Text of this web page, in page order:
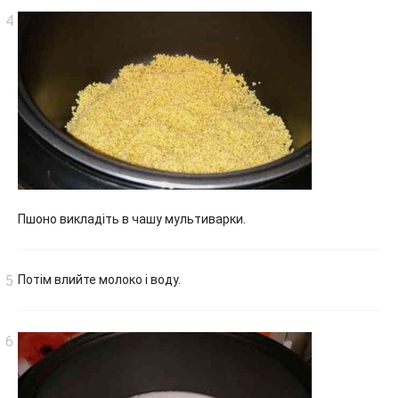
Пшоно викладіть в чашу мультиварки.
Потім влийте молоко і воду.